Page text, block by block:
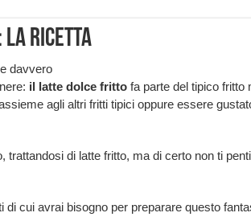
la ricetta
davvero
il latte dolce frittofa parte del tipico fritto
agli altri fritti tipici oppure essere
trattandosi di latte fritto, ma di certo non ti
di cui avrai bisogno per preparare questo